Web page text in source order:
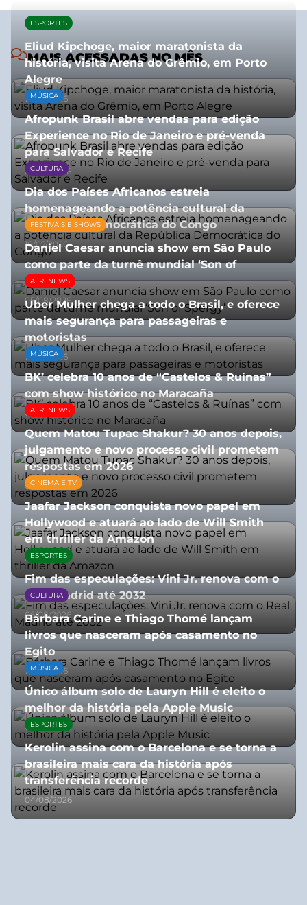
MAIS ACESSADAS NO MÊS
ESPORTES
Eliud Kipchoge, maior maratonista da
história, visita Arena do Grêmio, em Porto
Alegre
10/07/2026
MÚSICA
Afropunk Brasil abre vendas para edição
Experience no Rio de Janeiro e pré-venda
para Salvador e Recife
03/08/2026
CULTURA
Dia dos Países Africanos estreia
homenageando a potência cultural da
República Democrática do Congo
10/07/2026
FESTIVAIS E SHOWS
Daniel Caesar anuncia show em São Paulo
como parte da turnê mundial ‘Son of
Spergy’
05/08/2026
AFRI NEWS
Uber Mulher chega a todo o Brasil, e oferece
mais segurança para passageiras e
motoristas
10/07/2026
MÚSICA
BK’ celebra 10 anos de “Castelos & Ruínas”
com show histórico no Maracaña
06/08/2026
AFRI NEWS
Quem Matou Tupac Shakur? 30 anos depois,
julgamento e novo processo civil prometem
respostas em 2026
05/08/2026
CINEMA E TV
Jaafar Jackson conquista novo papel em
Hollywood e atuará ao lado de Will Smith
em thriller da Amazon
06/08/2026
ESPORTES
Fim das especulações: Vini Jr. renova com o
Real Madrid até 2032
06/08/2026
CULTURA
Bárbara Carine e Thiago Thomé lançam
livros que nasceram após casamento no
Egito
10/07/2026
MÚSICA
Único álbum solo de Lauryn Hill é eleito o
melhor da história pela Apple Music
06/08/2026
ESPORTES
Kerolin assina com o Barcelona e se torna a
brasileira mais cara da história após
transferência recorde
04/08/2026